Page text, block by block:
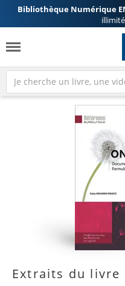
Bibliothèque Numérique
Extraits du livre